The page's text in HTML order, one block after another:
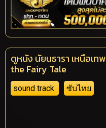
ดูหนัง นัยนธารา เหนือเ
the Fairy Tale
sound track ซับไทย